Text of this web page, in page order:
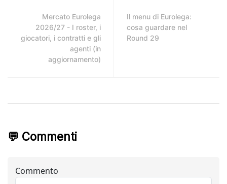
Mercato Eurolega
2026/27 - I roster, i
giocatori, i contratti e gli
agenti (in
aggiornamento)
Il menu di Eurolega:
cosa guardare nel
Round 29
💬 Commenti